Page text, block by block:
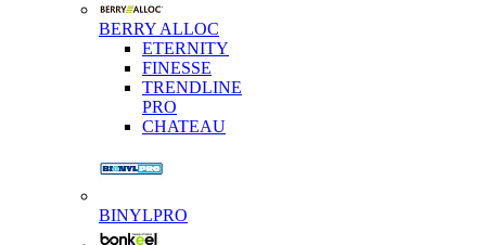
BERRY ALLOC
ETERNITY
FINESSE
TRENDLINE
PRO
CHATEAU
BINYLPRO